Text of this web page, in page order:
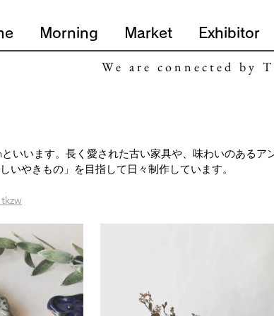
Morning Market Exhibitor
いいます。長く愛された古い家具や、味わいのあるア
いやきもの」を目指して日々制作しています。
W e a r e c o n n e c t e d b y T